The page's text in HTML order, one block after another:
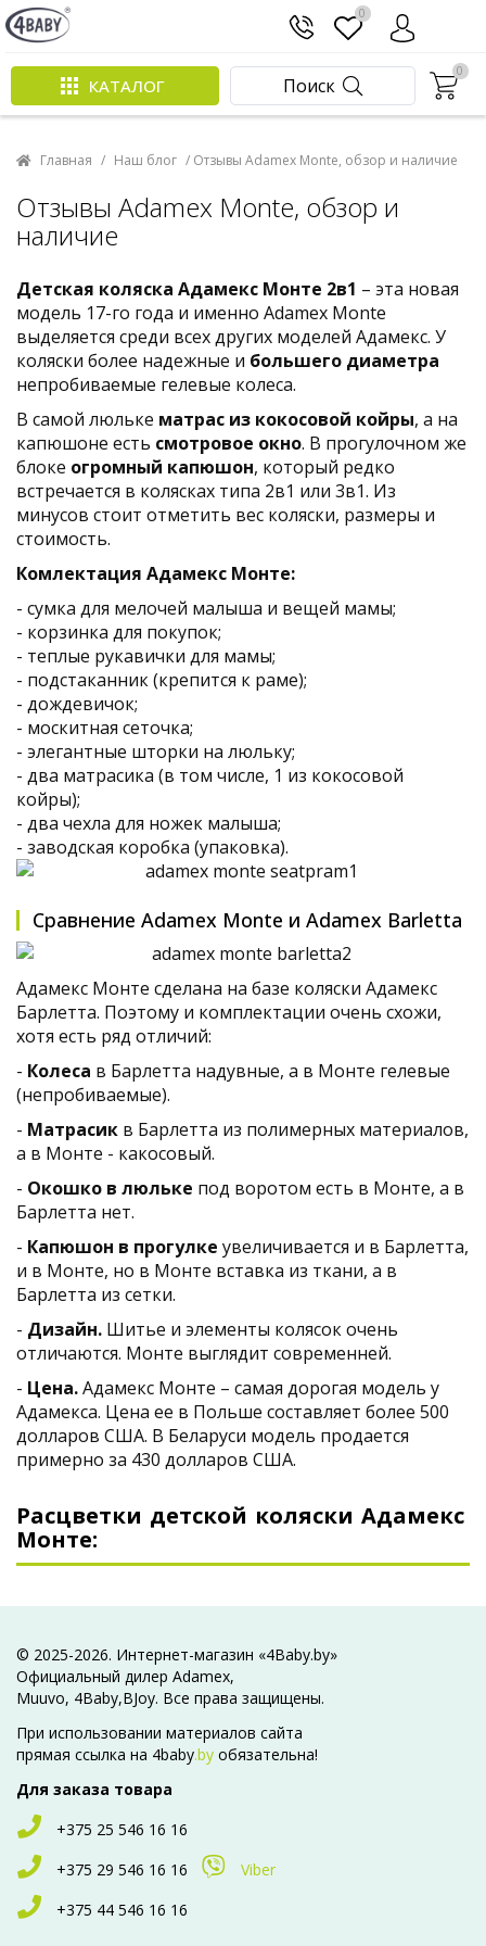
КАТАЛОГ Поиск
0
0
Главная / Наш блог / Отзывы Adamex Monte, обзор и наличие
Отзывы Adamex Monte, обзор и
наличие
Детская коляска Адамекс Монте 2в1 – эта новая
модель 17-го года и именно Adamex Monte
выделяется среди всех других моделей Адамекс. У
коляски более надежные и большего диаметра
непробиваемые гелевые колеса.
В самой люльке матрас из кокосовой койры, а на
капюшоне есть смотровое окно. В прогулочном же
блоке огромный капюшон, который редко
встречается в колясках типа 2в1 или 3в1. Из
минусов стоит отметить вес коляски, размеры и
стоимость.
Комлектация Адамекс Монте:
- сумка для мелочей малыша и вещей мамы;
- корзинка для покупок;
- теплые рукавички для мамы;
- подстаканник (крепится к раме);
- дождевичок;
- москитная сеточка;
- элегантные шторки на люльку;
- два матрасика (в том числе, 1 из кокосовой
койры);
- два чехла для ножек малыша;
- заводская коробка (упаковка).
Сравнение Adamex Monte и Adamex Barletta
Адамекс Монте сделана на базе коляски Адамекс
Барлетта. Поэтому и комплектации очень схожи,
хотя есть ряд отличий:
- Колеса в Барлетта надувные, а в Монте гелевые
(непробиваемые).
- Матрасик в Барлетта из полимерных материалов,
а в Монте - какосовый.
- Окошко в люльке под воротом есть в Монте, а в
Барлетта нет.
- Капюшон в прогулке увеличивается и в Барлетта,
и в Монте, но в Монте вставка из ткани, а в
Барлетта из сетки.
- Дизайн. Шитье и элементы колясок очень
отличаются. Монте выглядит современней.
- Цена.Адамекс Монте – самая дорогая модель у
Адамекса. Цена ее в Польше составляет более 500
долларов США. В Беларуси модель продается
примерно за 430 долларов США.
Расцветки детской коляски Адамекс
Монте:
© 2025-2026. Интернет-магазин «4Baby.by»
Официальный дилер Adamex,
Muuvo, 4Baby,BJoy. Все права защищены.
При использовании материалов сайта
прямая ссылка на 4baby.by обязательна!
Для заказа товара
+375 25 546 16 16
+375 29 546 16 16
Viber
+375 44 546 16 16